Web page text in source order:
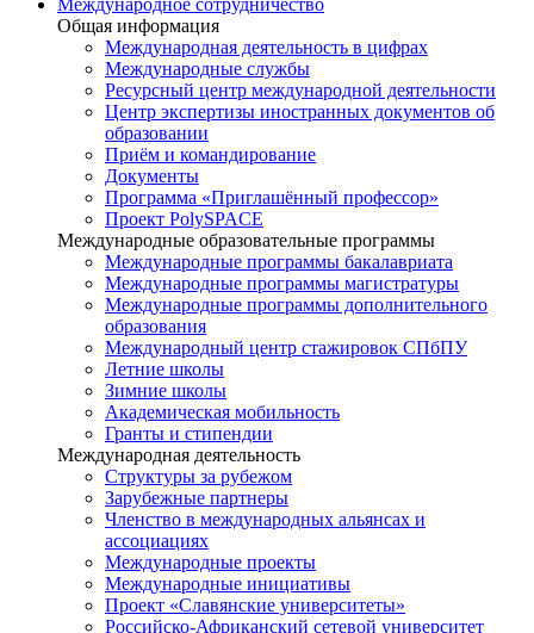
Общая информация
Международная деятельность в цифрах
Международные службы
Ресурсный центр международной деятельности
Центр экспертизы иностранных документов об
образовании
Приём и командирование
Документы
Программа «Приглашённый профессор»
Проект PolySPACE
Международные образовательные программы
Международные программы бакалавриата
Международные программы магистратуры
Международные программы дополнительного
образования
Международный центр стажировок СПбПУ
Летние школы
Зимние школы
Академическая мобильность
Гранты и стипендии
Международная деятельность
Структуры за рубежом
Зарубежные партнеры
Членство в международных альянсах и
ассоциациях
Международные проекты
Международные инициативы
Проект «Славянские университеты»
Российско-Африканский сетевой университет